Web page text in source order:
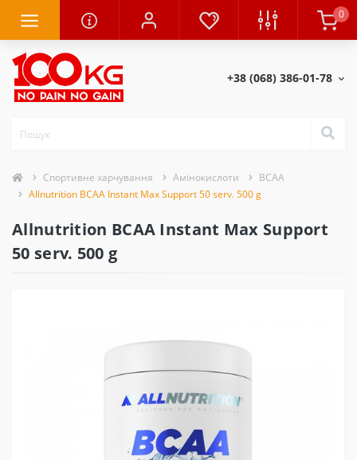
0
+38 (068) 386-01-78
Спортивне харчування Амінокислоти
BCAA
Allnutrition BCAA Instant Max Support 50 serv. 500 g
Allnutrition BCAA Instant Max Support
50 serv. 500 g